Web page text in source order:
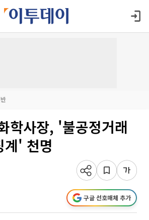
학사장, '불공정거래
계' 천명
구글 선호매체 추가